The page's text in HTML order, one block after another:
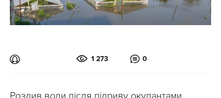
1 273 0